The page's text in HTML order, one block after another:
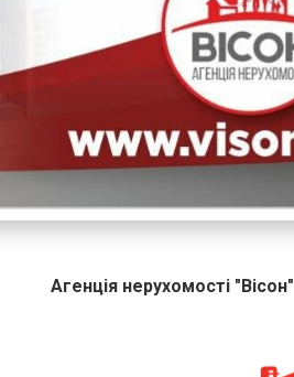
Агенція нерухомості "Вісон"